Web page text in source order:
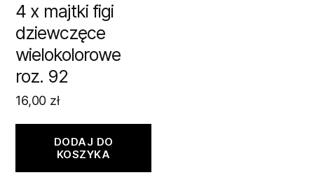
4 x majtki figi
dziewczęce
wielokolorowe
roz. 92
16,00 zł
DODAJ DO
KOSZYKA